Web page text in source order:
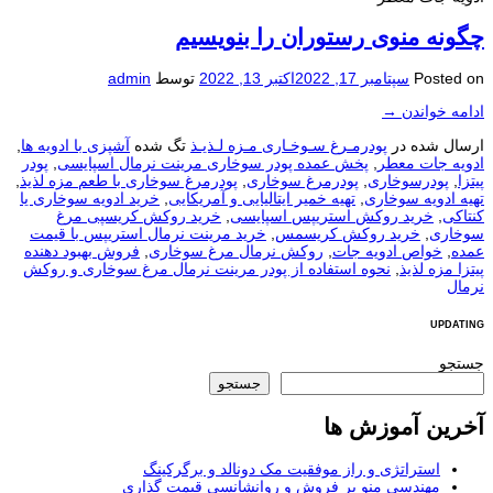
چگونه منوی رستوران را بنویسیم
Posted on سپتامبر 17, 2022 اکتبر 13, 2022 توسط admin
ادامه خواندن →
ارسال شده در پودرمـرغ سـوخـاری مـزه لـذیـذ تگ شده آشپزی با ادویه ها,
ادویه جات معطر , پخش عمده پودر سوخاری مرینت نرمال اسپایسی, پودر
پیتزا, پودرسوخاری, پودرمرغ سوخاری, پودرمرغ سوخاری با طعم مزه لذیذ,
تهیه ادویه سوخاری, تهیه خمیر ایتالیایی و آمریکایی, خرید ادویه سوخاری یا
کنتاکی, خرید روکش استریپس اسپایسی, خرید روکش کریسپی مرغ
سوخاری, خرید روکش کریسمس, خرید مرینت نرمال استریپس با قیمت
عمده, خواص ادویه جات, روکش نرمال مرغ سوخاری, فروش بهبود دهنده
پیتزا مزه لذیذ, نحوه استفاده از پودر مرینت نرمال مرغ سوخاری و روکش
نرمال
UPDATING
جستجو
جستجو
آخرین آموزش ها
استراتژی و راز موفقیت مک دونالد و برگرکینگ
مهندسی منو پر فروش و روانشانسی قیمت گذاری